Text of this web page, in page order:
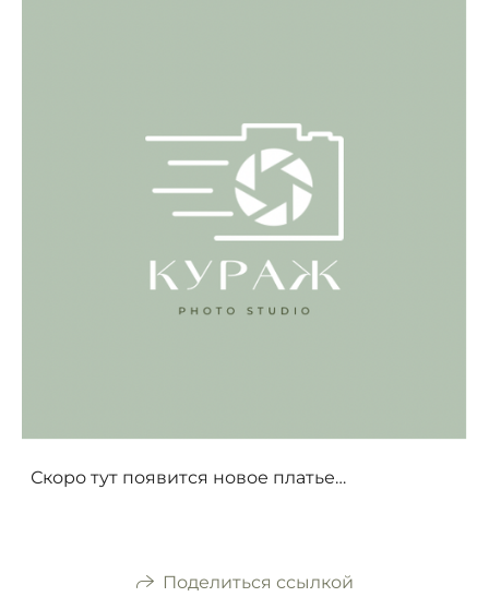
Скоро тут появится новое платье…
Поделиться ссылкой